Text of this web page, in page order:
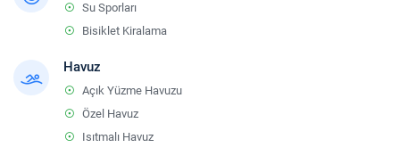
Su Sporları
Bisiklet Kiralama
Havuz
Açık Yüzme Havuzu
Özel Havuz
Isıtmalı Havuz